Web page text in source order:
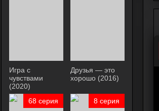
Игра с
чувствами
(2020)
Друзья — это
хорошо (2016)
68 серия 8 серия